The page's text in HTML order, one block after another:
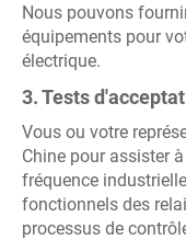
Nous pouvons
équipements pour
électrique.
3. Tests
Vous ou votre
Chine pour assister
fréquence
fonctionnels des
processus de